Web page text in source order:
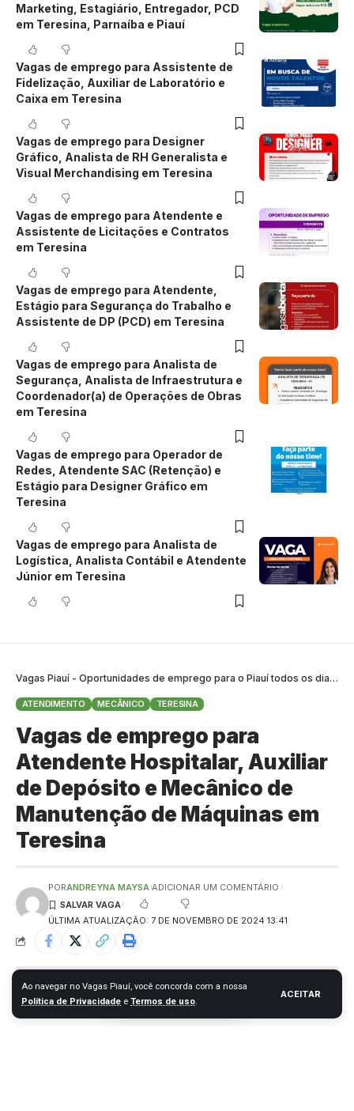
Ao navegar no Vagas Piauí, você concorda com a nossa
Política de Privacidade e Termos de uso.
ACEITAR
Marketing, Estagiário, Entregador, PCD
em Teresina, Parnaíba e Piauí
Vagas de emprego para Assistente de
Fidelização, Auxiliar de Laboratório e
Caixa em Teresina
Vagas de emprego para Designer
Gráfico, Analista de RH Generalista e
Visual Merchandising em Teresina
Vagas de emprego para Atendente e
Assistente de Licitações e Contratos
em Teresina
Vagas de emprego para Atendente,
Estágio para Segurança do Trabalho e
Assistente de DP (PCD) em Teresina
Vagas de emprego para Analista de
Segurança, Analista de Infraestrutura e
Coordenador(a) de Operações de Obras
em Teresina
Vagas de emprego para Operador de
Redes, Atendente SAC (Retenção) e
Estágio para Designer Gráfico em
Teresina
Vagas de emprego para Analista de
Logística, Analista Contábil e Atendente
Júnior em Teresina
Vagas Piauí - Oportunidades de emprego para o Piauí todos os dias>
ATENDIMENTO MECÂNICO TERESINA
Vagas de emprego para
Atendente Hospitalar, Auxiliar
de Depósito e Mecânico de
Manutenção de Máquinas em
Teresina
ÚLTIMA ATUALIZAÇÃO: 7 DE NOVEMBRO DE 2024 13:41
PORANDREYNA MAYSA ADICIONAR UM COMENTÁRIO